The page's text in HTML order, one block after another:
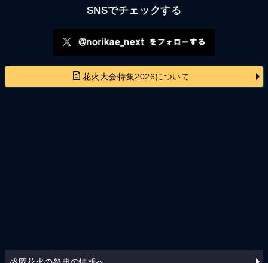
SNSでチェックする
花火大会特集2026について